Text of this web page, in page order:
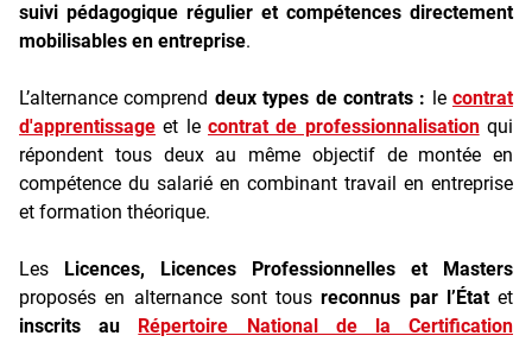
suivi pédagogique régulier et compétences directement
mobilisables en entreprise.
L’alternance comprend deux types de contrats : le contrat
d'apprentissage et le contrat de professionnalisation qui
répondent tous deux au même objectif de montée en
compétence du salarié en combinant travail en entreprise
et formation théorique.
Les
Licences, Licences Professionnelles et Masters
proposés en alternance sont tousreconnus par l’Étatet
inscrits au
Répertoire National de la Certification